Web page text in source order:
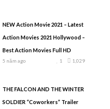
NEW Action Movie 2021 – Latest
Action Movies 2021 Hollywood –
Best Action Movies Full HD
5 năm ago 1,029
1
THE FALCON AND THE WINTER
SOLDIER “Coworkers” Trailer